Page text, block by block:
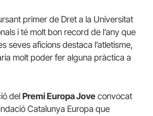
primer de Dret a la Universitat
i té molt bon record de l’any que
seves aficions destaca l’atletisme,
molt poder fer alguna pràctica a
del Premi Europa Jove convocat
Catalunya Europa que